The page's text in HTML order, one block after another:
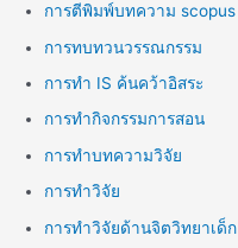
การตีพิมพ์บทความ scopus
การทบทวนวรรณกรรม
การทำ IS ค้นคว้าอิสระ
การทำกิจกรรมการสอน
การทำบทความวิจัย
การทำวิจัย
การทำวิจัยด้านจิตวิทยาเด็ก